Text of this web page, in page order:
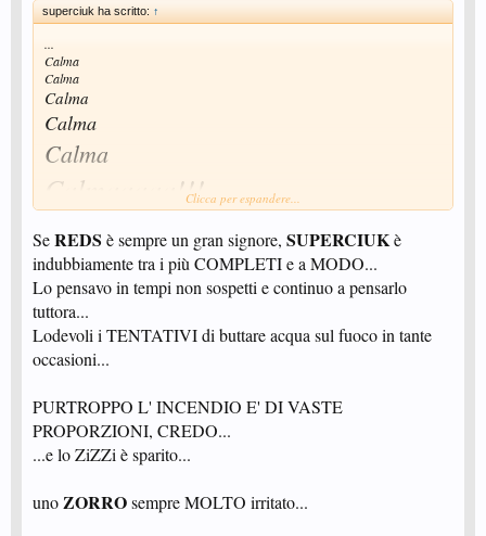
superciuk ha scritto: ↑
...
Calma
Calma
Calma
Calma
Calma
Calmaaaaa!!!Clicca per espandere...
SeREDS è sempre un gran signore, SUPERCIUKè
indubbiamente tra i più COMPLETI e a MODO...
Lo pensavo in tempi non sospetti e continuo a pensarlo
tuttora...
Lodevoli i TENTATIVI di buttare acqua sul fuoco in tante
occasioni...
PURTROPPO L' INCENDIO E' DI VASTE
PROPORZIONI, CREDO...
...e lo ZiZZi è sparito...
unoZORROsempre MOLTO irritato...